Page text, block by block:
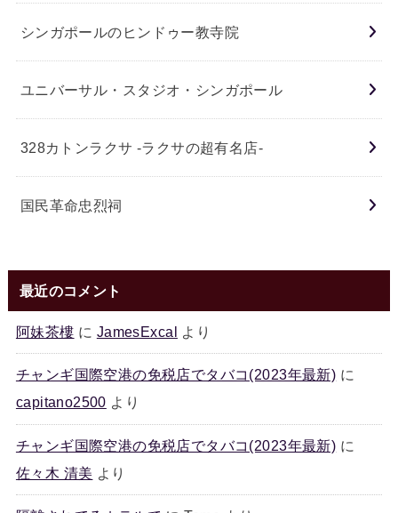
シンガポールのヒンドゥー教寺院
ユニバーサル・スタジオ・シンガポール
328カトンラクサ -ラクサの超有名店-
国民革命忠烈祠
最近のコメント
阿妹茶樓 に JamesExcal より
チャンギ国際空港の免税店でタバコ(2023年最新) に
capitano2500 より
チャンギ国際空港の免税店でタバコ(2023年最新) に
佐々木 清美 より